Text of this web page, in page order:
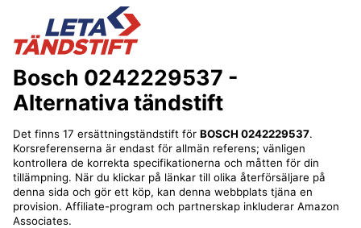
Bosch 0242229537 -
Alternativa tändstift
Det finns 17 ersättningständstift för BOSCH 0242229537.
Korsreferenserna är endast för allmän referens; vänligen
kontrollera de korrekta specifikationerna och måtten för din
tillämpning. När du klickar på länkar till olika återförsäljare på
denna sida och gör ett köp, kan denna webbplats tjäna en
provision. Affiliate-program och partnerskap inkluderar Amazon
Associates.